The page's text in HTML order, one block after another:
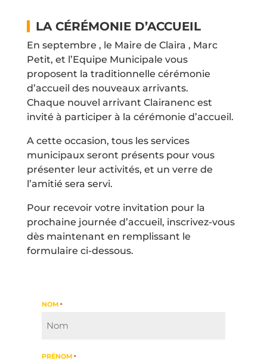
LA CÉRÉMONIE D’ACCUEIL
En septembre , le Maire de Claira , Marc
Petit, et l’Equipe Municipale vous
proposent la traditionnelle cérémonie
d’accueil des nouveaux arrivants.
Chaque nouvel arrivant Clairanenc est
invité à participer à la cérémonie d’accueil.
A cette occasion, tous les services
municipaux seront présents pour vous
présenter leur activités, et un verre de
l’amitié sera servi.
Pour recevoir votre invitation pour la
prochaine journée d’accueil, inscrivez-vous
dès maintenant en remplissant le
formulaire ci-dessous.
NOM *
PRÉNOM *